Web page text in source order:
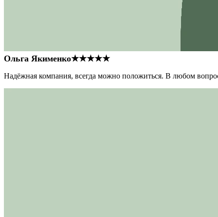
Ольга Якименко★★★★★
Надёжная компания, всегда можно положиться. В любом